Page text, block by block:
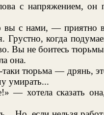
с напряжением, он
вы с нами, — приятно
Грустно, когда
Вы не боитесь
она.
тюрьма — дрянь,
умирать...
— хотела сказать